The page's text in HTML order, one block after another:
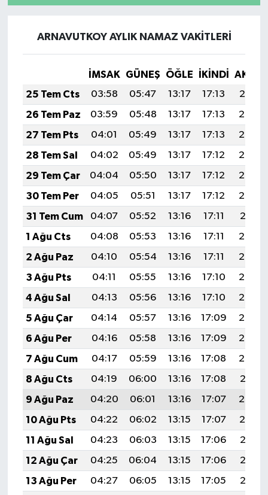
ARNAVUTKOY AYLIK NAMAZ VAKITLERI
İMSAK GÜNEŞ ÖĞLE İKINDI
25 Tem Cts
03:58 05:47 13:17 17:13
20:37
26 Tem Paz
03:59 05:48 13:17 17:13
20:36
27 Tem Pts
04:01 05:49 13:17 17:13
20:35
28 Tem Sal
04:02 05:49 13:17 17:12
20:34
29 Tem Çar
04:04 05:50 13:17 17:12
20:33
30 Tem Per
04:05 05:51 13:17 17:12
20:32
31 Tem Cum
04:07 05:52 13:16 17:11
20:31
1 Ağu Cts
04:08 05:53 13:16 17:11
20:30
2 Ağu Paz
04:10 05:54 13:16 17:11
20:29
3 Ağu Pts
04:11 05:55 13:16 17:10
20:27
4 Ağu Sal
04:13 05:56 13:16 17:10
20:26
5 Ağu Çar
04:14 05:57 13:16 17:09
20:25
6 Ağu Per
04:16 05:58 13:16 17:09
20:24
7 Ağu Cum
04:17 05:59 13:16 17:08
20:23
8 Ağu Cts
04:19 06:00 13:16 17:08
20:21
9 Ağu Paz
04:20 06:01 13:16 17:07
20:20
10 Ağu Pts
04:22 06:02 13:15 17:07
20:19
11 Ağu Sal
04:23 06:03 13:15 17:06
20:18
12 Ağu Çar
04:25 06:04 13:15 17:06
20:16
13 Ağu Per
04:27 06:05 13:15 17:05
20:15